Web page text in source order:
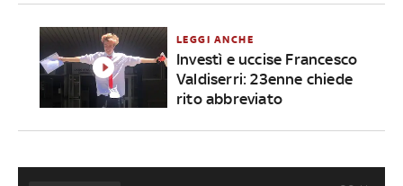
LEGGI ANCHE
Investì e uccise Francesco
Valdiserri: 23enne chiede
rito abbreviato